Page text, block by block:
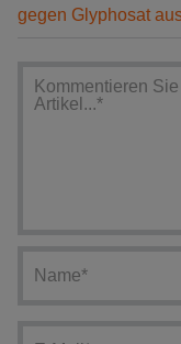
gegen Glyphosat